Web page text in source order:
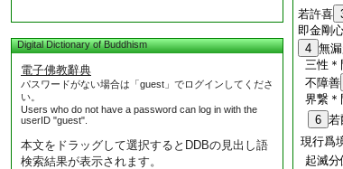
Digital Dictionary of Buddhism
電子佛教辭典
パスワードがない場合は「guest」でログインしてくださ
い。
Users who do not have a password can log in with the
userID "guest".
本文をドラッグして選択するとDDBの見出し語
検索結果が表示されます。
若許喜
即金剛
4 無
三性＊
不障善
界繋＊
6 若
現行爲
起滅分